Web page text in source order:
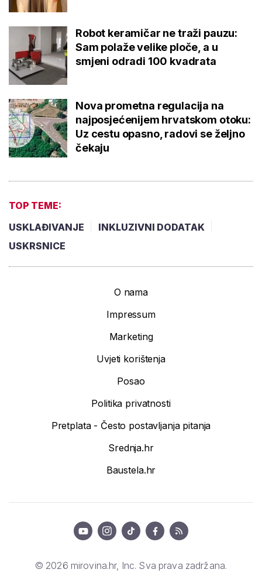
Robot keramičar ne traži pauzu:
Sam polaže velike ploče, a u
smjeni odradi 100 kvadrata
Nova prometna regulacija na
najposjećenijem hrvatskom otoku:
Uz cestu opasno, radovi se željno
čekaju
TOP TEME:
USKLAĐIVANJE
INKLUZIVNI DODATAK
USKRSNICE
O nama
Impressum
Marketing
Uvjeti korištenja
Posao
Politika privatnosti
Pretplata - Često postavljanja pitanja
Srednja.hr
Baustela.hr
© 2026 mirovina.hr, Inc. Sva prava zadržana.